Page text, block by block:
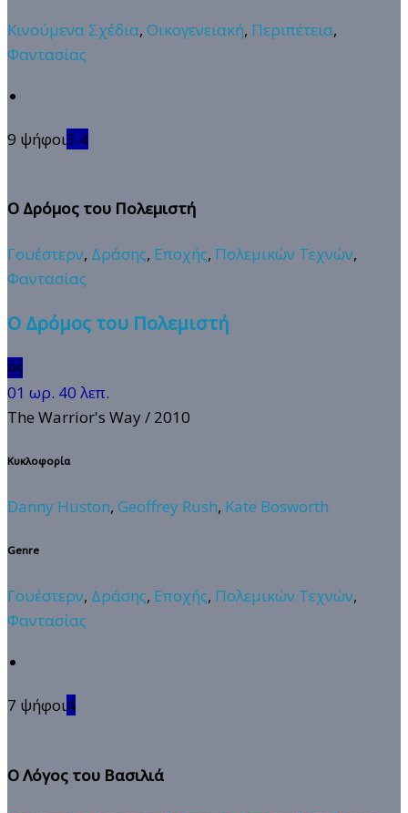
Κινούμενα Σχέδια, Οικογενειακή, Περιπέτεια,
Φαντασίας
9 ψήφοι3.4
Ο Δρόμος του Πολεμιστή
Γουέστερν, Δράσης, Εποχής, Πολεμικών Τεχνών,
Φαντασίας
Ο Δρόμος του Πολεμιστή
🆗
01 ωρ. 40 λεπ.
The Warrior's Way/ 2010
Κυκλοφορία
Danny Huston, Geoffrey Rush, Kate Bosworth
Genre
Γουέστερν, Δράσης, Εποχής, Πολεμικών Τεχνών,
Φαντασίας
7 ψήφοι4
Ο Λόγος του Βασιλιά